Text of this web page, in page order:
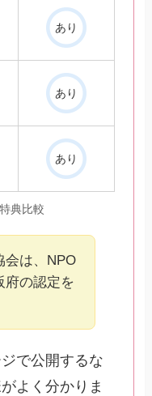
あり
あり
あり
典比較
会は、NPO
府の認定を
で公開するな
よく分かりま